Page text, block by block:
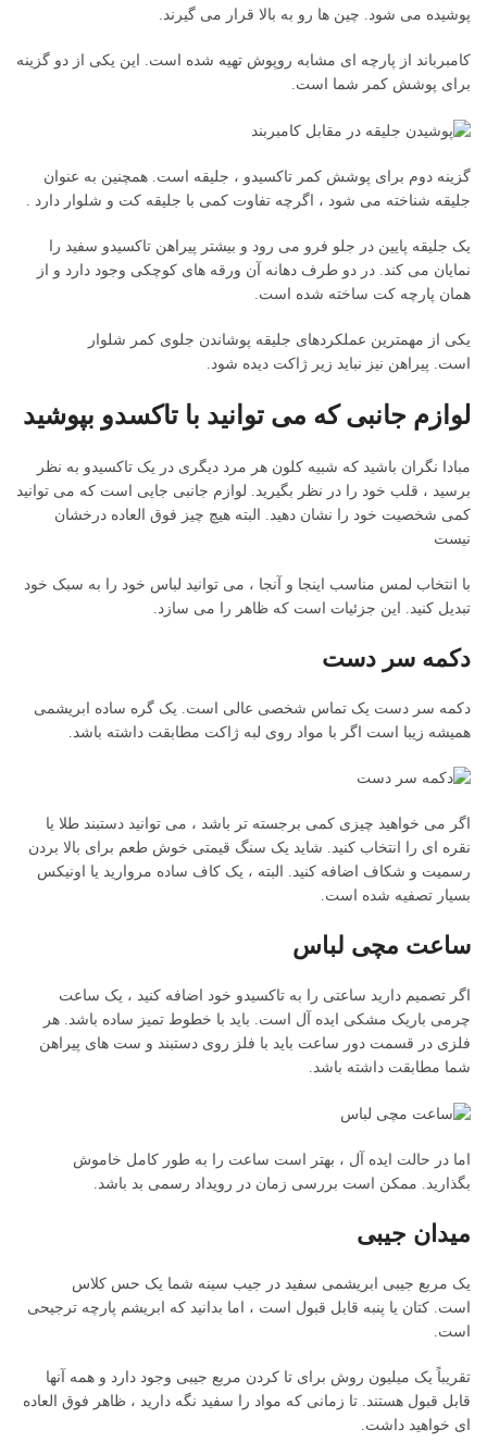
پوشیده می شود. چین ها رو به بالا قرار می گیرند.
کامبرباند از پارچه ای مشابه روپوش تهیه شده است. این یکی از دو گزینه
برای پوشش کمر شما است.
گزینه دوم برای پوشش کمر تاکسیدو ، جلیقه است. همچنین به عنوان
جلیقه شناخته می شود ، اگرچه تفاوت کمی با جلیقه کت و شلوار دارد .
یک جلیقه پایین در جلو فرو می رود و بیشتر پیراهن تاکسیدو سفید را
نمایان می کند. در دو طرف دهانه آن ورقه های کوچکی وجود دارد و از
همان پارچه کت ساخته شده است.
یکی از مهمترین عملکردهای جلیقه پوشاندن جلوی کمر شلوار
است. پیراهن نیز نباید زیر ژاکت دیده شود.
لوازم جانبی که می توانید با تاکسدو بپوشید
مبادا نگران باشید که شبیه کلون هر مرد دیگری در یک تاکسیدو به نظر
برسید ، قلب خود را در نظر بگیرید. لوازم جانبی جایی است که می توانید
کمی شخصیت خود را نشان دهید. البته هیچ چیز فوق العاده درخشان
نیست
با انتخاب لمس مناسب اینجا و آنجا ، می توانید لباس خود را به سبک خود
تبدیل کنید. این جزئیات است که ظاهر را می سازد.
دکمه سر دست
دکمه سر دست یک تماس شخصی عالی است. یک گره ساده ابریشمی
همیشه زیبا است اگر با مواد روی لبه ژاکت مطابقت داشته باشد.
اگر می خواهید چیزی کمی برجسته تر باشد ، می توانید دستبند طلا یا
نقره ای را انتخاب کنید. شاید یک سنگ قیمتی خوش طعم برای بالا بردن
رسمیت و شکاف اضافه کنید. البته ، یک کاف ساده مروارید یا اونیکس
بسیار تصفیه شده است.
ساعت مچی لباس
اگر تصمیم دارید ساعتی را به تاکسیدو خود اضافه کنید ، یک ساعت
چرمی باریک مشکی ایده آل است. باید با خطوط تمیز ساده باشد. هر
فلزی در قسمت دور ساعت باید با فلز روی دستبند و ست های پیراهن
شما مطابقت داشته باشد.
اما در حالت ایده آل ، بهتر است ساعت را به طور کامل خاموش
بگذارید. ممکن است بررسی زمان در رویداد رسمی بد باشد.
میدان جیبی
یک مربع جیبی ابریشمی سفید در جیب سینه شما یک حس کلاس
است. کتان یا پنبه قابل قبول است ، اما بدانید که ابریشم پارچه ترجیحی
است.
تقریباً یک میلیون روش برای تا کردن مربع جیبی وجود دارد و همه آنها
قابل قبول هستند. تا زمانی که مواد را سفید نگه دارید ، ظاهر فوق العاده
ای خواهید داشت.